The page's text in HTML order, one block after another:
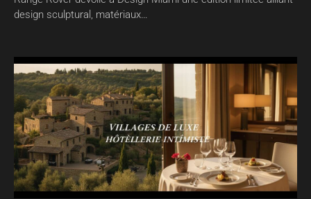
design sculptural, matériaux…